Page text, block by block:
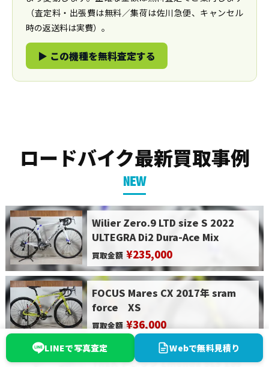
（査定料・出張費は無料／集荷は佐川急便、キャンセル
時の返送料は実費）。
▶ この機種を無料査定する
ロードバイク最新買取事例
NEW
Wilier Zero.9 LTD size S 2022
ULTEGRA Di2 Dura-Ace Mix
買取金額 ¥235,000
FOCUS Mares CX 2017年 sram
force XS
買取金額 ¥36,000
TREK トレック Emonda SL5 105
LINEで写真査定 Webで無料見積り